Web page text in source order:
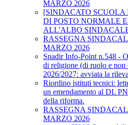
MARZO 2026
[SINDACATO
DI POSTO NORMALE
ALL'ALBO
RASSEGNA
MARZO 2026
Snadir Info-Point n.548 -
di religione (di ruolo e non
2026/2027: avviata la
Riordino istituti tecnici:
un emendamento al DL
della riforma.
RASSEGNA
MARZO 2026